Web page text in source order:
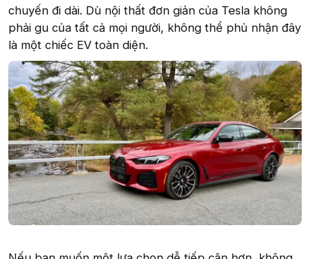
chuyến đi dài. Dù nội thất đơn giản của Tesla không
phải gu của tất cả mọi người, không thể phủ nhận đây
là một chiếc EV toàn diện.